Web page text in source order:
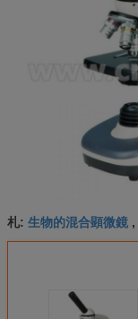
札: 生物的混合顕微鏡 ,